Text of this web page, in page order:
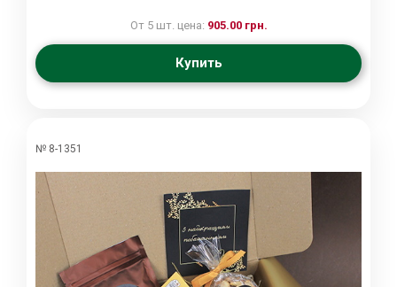
От 5 шт. цена: 905.00 грн.
Купить
№ 8-1351